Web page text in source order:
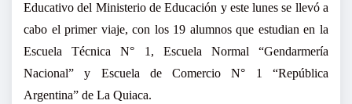
Educativo del Ministerio de Educación y este lunes se llevó a
cabo el primer viaje, con los 19 alumnos que estudian en la
Escuela Técnica N° 1, Escuela Normal “Gendarmería
Nacional” y Escuela de Comercio N° 1 “República
Argentina” de La Quiaca.